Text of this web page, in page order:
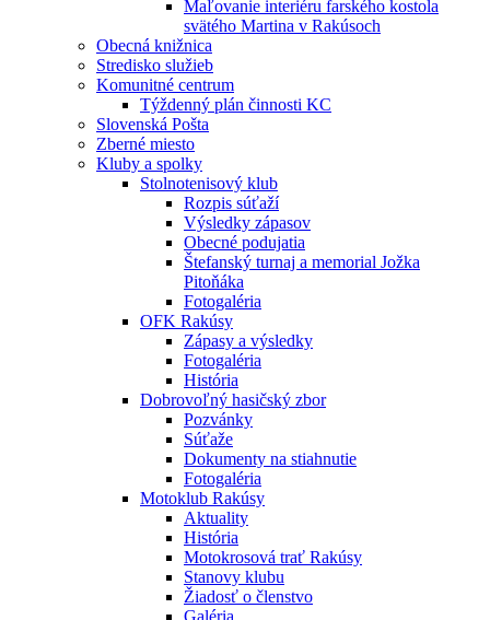
Maľovanie interiéru farského kostola
svätého Martina v Rakúsoch
Obecná knižnica
Stredisko služieb
Komunitné centrum
Týždenný plán činnosti KC
Slovenská Pošta
Zberné miesto
Kluby a spolky
Stolnotenisový klub
Rozpis súťaží
Výsledky zápasov
Obecné podujatia
Štefanský turnaj a memorial Jožka
Pitoňáka
Fotogaléria
OFK Rakúsy
Zápasy a výsledky
Fotogaléria
História
Dobrovoľný hasičský zbor
Pozvánky
Súťaže
Dokumenty na stiahnutie
Fotogaléria
Motoklub Rakúsy
Aktuality
História
Motokrosová trať Rakúsy
Stanovy klubu
Žiadosť o členstvo
Galéria